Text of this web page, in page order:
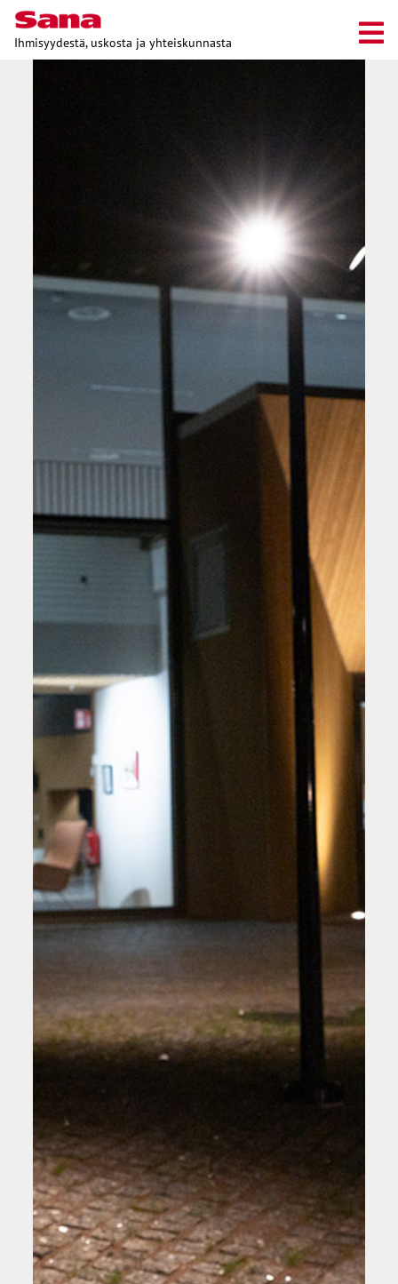
Ihmisyydestä, uskosta ja yhteiskunnasta